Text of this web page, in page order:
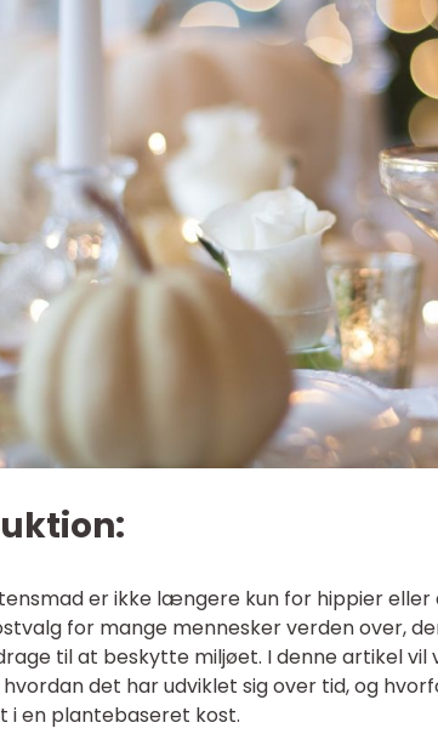
er ikke længere kun for hippier
for mange mennesker verden over,
til at beskytte miljøet. I denne artikel vil
det har udviklet sig over tid, og
i en plantebaseret kost.